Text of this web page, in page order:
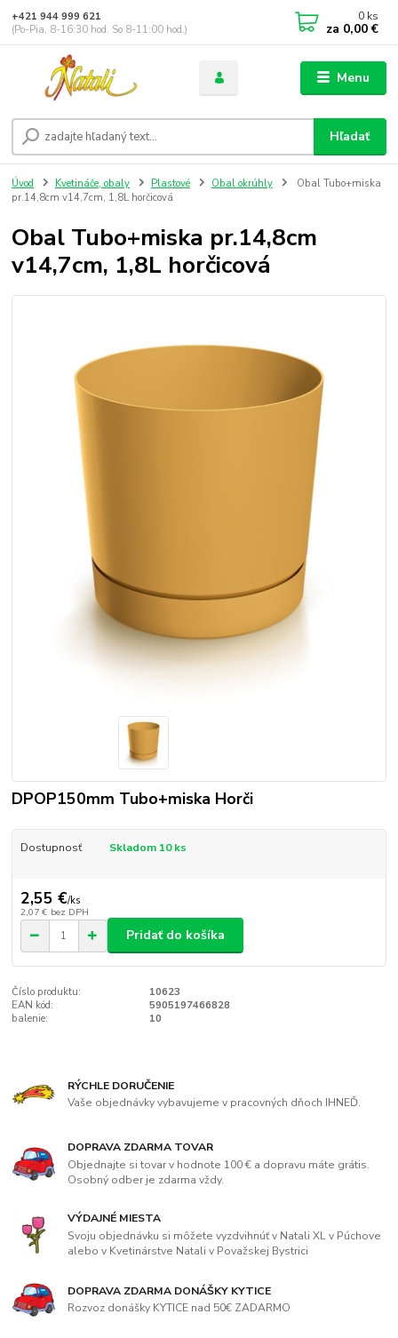
Menu
Hľadať
+421 944 999 621
(Po-Pia, 8-16:30 hod. So 8-11:00 hod.)
0 ks
za 0,00 €
Úvod Kvetináče, obaly Plastové Obal okrúhly
Obal Tubo+miska
pr.14,8cm v14,7cm, 1,8L horčicová
Obal Tubo+miska pr.14,8cm
v14,7cm, 1,8L horčicová
DPOP150mm Tubo+miska Horči
Dostupnosť Skladom 10 ks
2,55 €/ks
2,07 € bez DPH
Pridať do košíka
Číslo produktu:
10623
EAN kód:
5905197466828
balenie:
10
RÝCHLE DORUČENIE
Vaše objednávky vybavujeme v pracovných dňoch IHNEĎ.
DOPRAVA ZDARMA TOVAR
Objednajte si tovar v hodnote 100 € a dopravu máte grátis.
Osobný odber je zdarma vždy.
VÝDAJNÉ MIESTA
Svoju objednávku si môžete vyzdvihnúť v Natali XL v Púchove
alebo v Kvetinárstve Natali v Považskej Bystrici
DOPRAVA ZDARMA DONÁŠKY KYTICE
Rozvoz donášky KYTICE nad 50€ ZADARMO